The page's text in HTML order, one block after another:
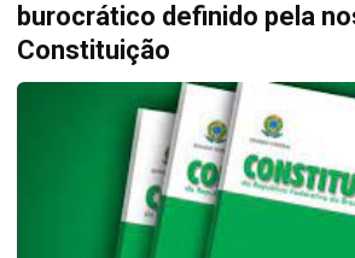
burocrático definido pela
Constituição